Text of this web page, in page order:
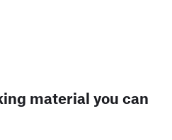
material you can